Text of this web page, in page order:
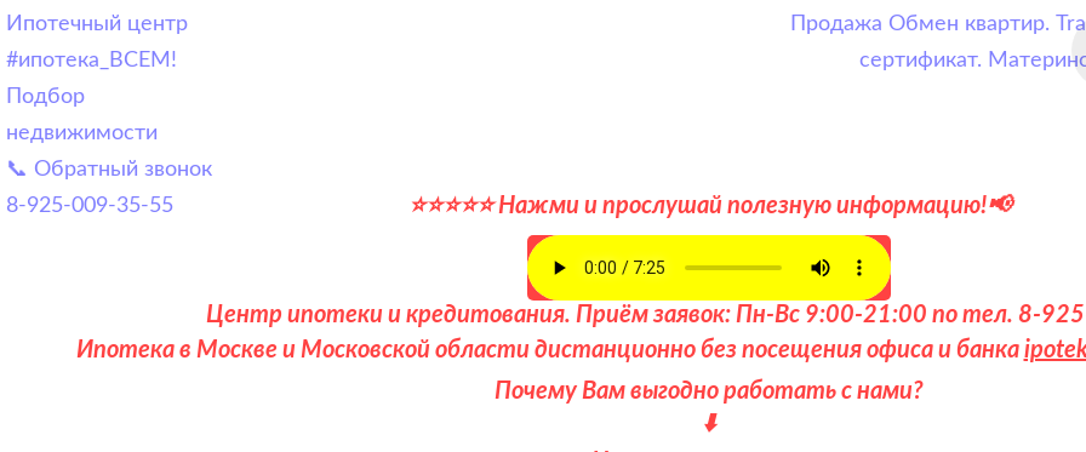
Продажа Обмен квартир.
сертификат.
Ипотечный центр
#ипотека_ВСЕМ!
Подбор
недвижимости
📞 Обратный звонок
8-925-009-35-55
⭐⭐⭐⭐⭐ Нажми и прослушай полезную информацию!📢
Центр ипотеки и кредитования. Приём заявок: Пн-Вс 9:00-21:00 по тел. 8-
Ипотека в Москве и Московской области дистанционно без посещения офиса и банка
Почему Вам выгодно работать с нами?
⬇️